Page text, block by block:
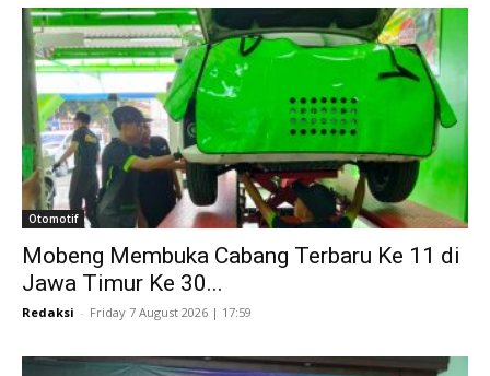
Otomotif
Mobeng Membuka Cabang Terbaru Ke 11 di
Jawa Timur Ke 30...
Redaksi - Friday 7 August 2026 | 17:59